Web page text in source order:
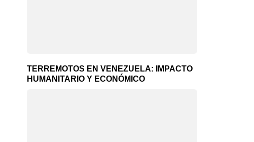
TERREMOTOS EN VENEZUELA: IMPACTO
HUMANITARIO Y ECONÓMICO